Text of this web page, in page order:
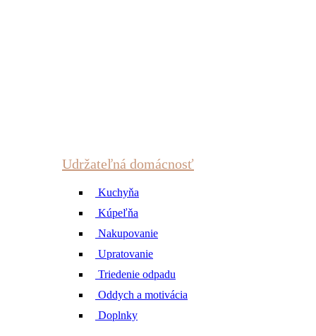
Udržateľná domácnosť
Kuchyňa
Kúpeľňa
Nakupovanie
Upratovanie
Triedenie odpadu
Oddych a motivácia
Doplnky